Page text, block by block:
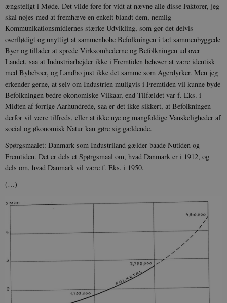
ængsteligt i Møde. Det vilde føre for vidt at nævne alle disse Faktorer, jeg
skal nøjes med at fremhæve en enkelt blandt dem, nemlig
Kommunikationsmidlernes stærke Udvikling, som gør det delvis
overflødigt og unyttigt at sammenhobe Befolkningen i tæt sammenbyggede
Byer og tillader at sprede Virksomhederne og Befolkningen ud over
Landet, saa at Industriarbejder ikke i Fremtiden behøver at være identisk
med Bybeboer, og Landbo just ikke det samme som Agerdyrker. Men jeg
erkender gerne, at selv om Industrien muligvis i Fremtiden vil kunne byde
Befolkningen bedre økonomiske Vilkaar, end Tilfældet var f. Eks. i
Midten af forrige Aarhundrede, saa er det ikke sikkert, at Befolkningen
derfor vil være tilfreds, eller at ikke nye og mangfoldige Vanskeligheder af
social og økonomisk Natur kan gøre sig gældende.
Spørgsmaalet: Danmark som Industriland gælder baade Nutiden og
Fremtiden. Det er dels et Spørgsmaal om, hvad Danmark er i 1912, og
dels om, hvad Danmark vil være f. Eks. i 1950.
(…)